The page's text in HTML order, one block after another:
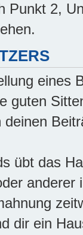
Punkt 2,
eines
guten
übt das
dir ein